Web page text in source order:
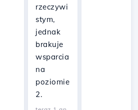
rzeczywi
stym,
jednak
brakuje
wsparcia
na
poziomie
2.